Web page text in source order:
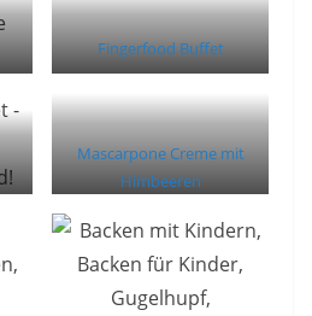
Fingerfood Buffet
Mascarpone Creme mit
Himbeeren